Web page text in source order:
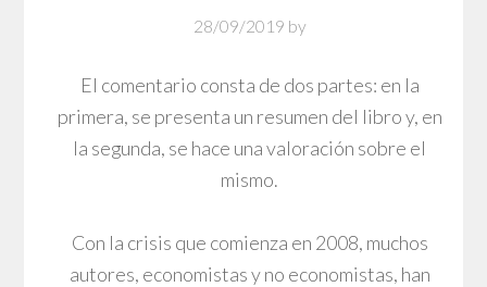
28/09/2019 by
El comentario consta de dos partes: en la
primera, se presenta un resumen del libro y, en
la segunda, se hace una valoración sobre el
mismo.
Con la crisis que comienza en 2008, muchos
autores, economistas y no economistas, han